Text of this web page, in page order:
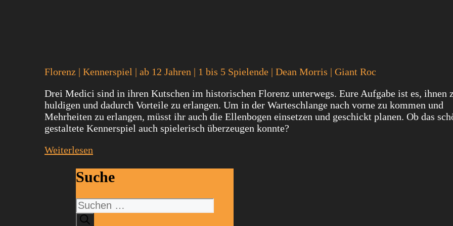
Florenz | Kennerspiel | ab 12 Jahren | 1 bis 5 Spielende | Dean Morris | Giant Roc
Drei Medici sind in ihren Kutschen im historischen Florenz unterwegs. Eure Aufgabe ist es, ihnen
huldigen und dadurch Vorteile zu erlangen. Um in der Warteschlange nach vorne zu kommen und
Mehrheiten zu erlangen, müsst ihr auch die Ellenbogen einsetzen und geschickt planen. Ob das
gestaltete Kennerspiel auch spielerisch überzeugen konnte?
Weiterlesen
Suche
Suchen
nach: